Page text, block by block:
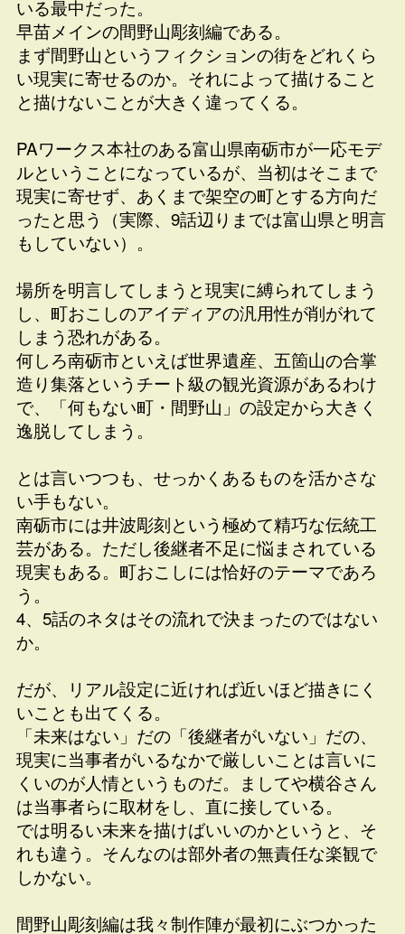
いる最中だった。
早苗メインの間野山彫刻編である。
まず間野山というフィクションの街をどれくら
い現実に寄せるのか。それによって描けること
と描けないことが大きく違ってくる。
PAワークス本社のある富山県南砺市が一応モデ
ルということになっているが、当初はそこまで
現実に寄せず、あくまで架空の町とする方向だ
ったと思う（実際、9話辺りまでは富山県と明言
もしていない）。
場所を明言してしまうと現実に縛られてしまう
し、町おこしのアイディアの汎用性が削がれて
しまう恐れがある。
何しろ南砺市といえば世界遺産、五箇山の合掌
造り集落というチート級の観光資源があるわけ
で、「何もない町・間野山」の設定から大きく
逸脱してしまう。
とは言いつつも、せっかくあるものを活かさな
い手もない。
南砺市には井波彫刻という極めて精巧な伝統工
芸がある。ただし後継者不足に悩まされている
現実もある。町おこしには恰好のテーマであろ
う。
4、5話のネタはその流れで決まったのではない
か。
だが、リアル設定に近ければ近いほど描きにく
いことも出てくる。
「未来はない」だの「後継者がいない」だの、
現実に当事者がいるなかで厳しいことは言いに
くいのが人情というものだ。ましてや横谷さん
は当事者らに取材をし、直に接している。
では明るい未来を描けばいいのかというと、そ
れも違う。そんなのは部外者の無責任な楽観で
しかない。
間野山彫刻編は我々制作陣が最初にぶつかった